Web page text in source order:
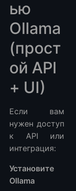
ью
Ollama
(прост
ой API
+ UI)
Если вам
нужен доступ
к API или
интеграция:
Установите
Ollama